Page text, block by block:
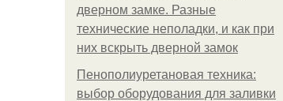
дверном замке. Разные
технические неполадки, и как при
них вскрыть дверной замок
Пенополиуретановая техника:
выбор оборудования для заливки